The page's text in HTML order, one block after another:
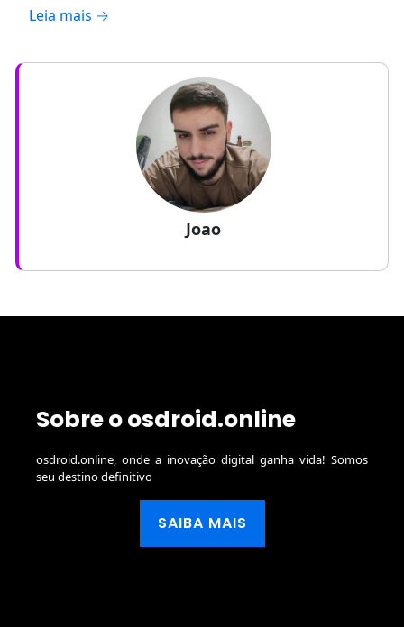
Leia mais →
Joao
Sobre o osdroid.online
osdroid.online, onde a inovação digital ganha vida! Somos
seu destino definitivo
SAIBA MAIS